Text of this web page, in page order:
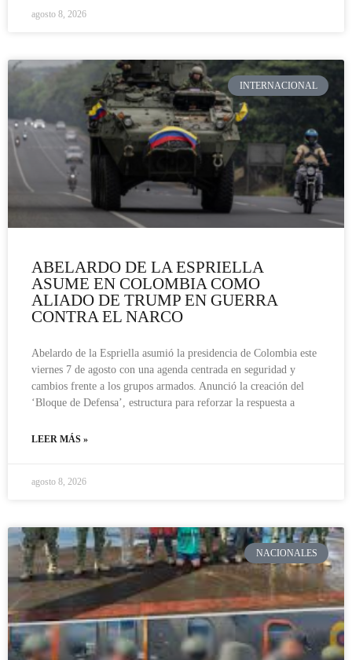
agosto 8, 2026
INTERNACIONAL
ABELARDO DE LA ESPRIELLA
ASUME EN COLOMBIA COMO
ALIADO DE TRUMP EN GUERRA
CONTRA EL NARCO
Abelardo de la Espriella asumió la presidencia de Colombia este
viernes 7 de agosto con una agenda centrada en seguridad y
cambios frente a los grupos armados. Anunció la creación del
‘Bloque de Defensa’, estructura para reforzar la respuesta a
LEER MÁS »
agosto 8, 2026
NACIONALES